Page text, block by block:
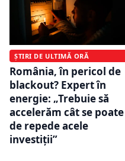
ȘTIRI DE ULTIMĂ ORĂ
România, în pericol de
blackout? Expert în
energie: „Trebuie să
accelerăm cât se poate
de repede acele
investiții”